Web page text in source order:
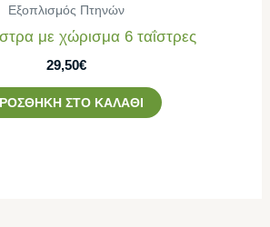
Εξοπλισμός Πτηνών
με χώρισμα 6 ταΐστρες
29,50€
ΣΤΟ ΚΑΛΆΘΙ